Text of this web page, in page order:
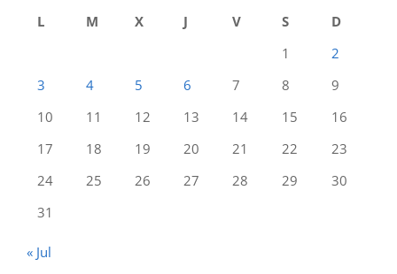
L
M X J V S
D
1
2
3
4 5 6 7 8
9
10
11 12 13 14 15
16
17
18 19 20 21 22
23
24
25 26 27 28 29
30
31
« Jul